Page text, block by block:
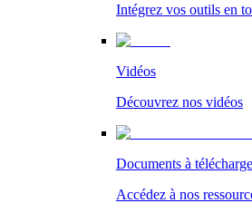
Intégrez vos outils en
Vidéos
Découvrez nos vidéos
Documents à
Accédez à nos